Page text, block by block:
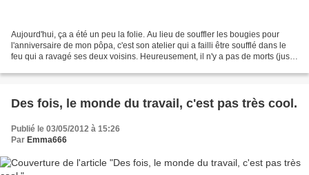
Aujourd'hui, ça a été un peu la folie. Au lieu de souffler les bougies pour
l'anniversaire de mon pôpa, c'est son atelier qui a failli être soufflé dans le
feu qui a ravagé ses deux voisins. Heureusement, il n'y a pas de morts (juste
Des fois, le monde du travail, c'est pas très cool.
Publié le 03/05/2012 à 15:26
Par Emma666